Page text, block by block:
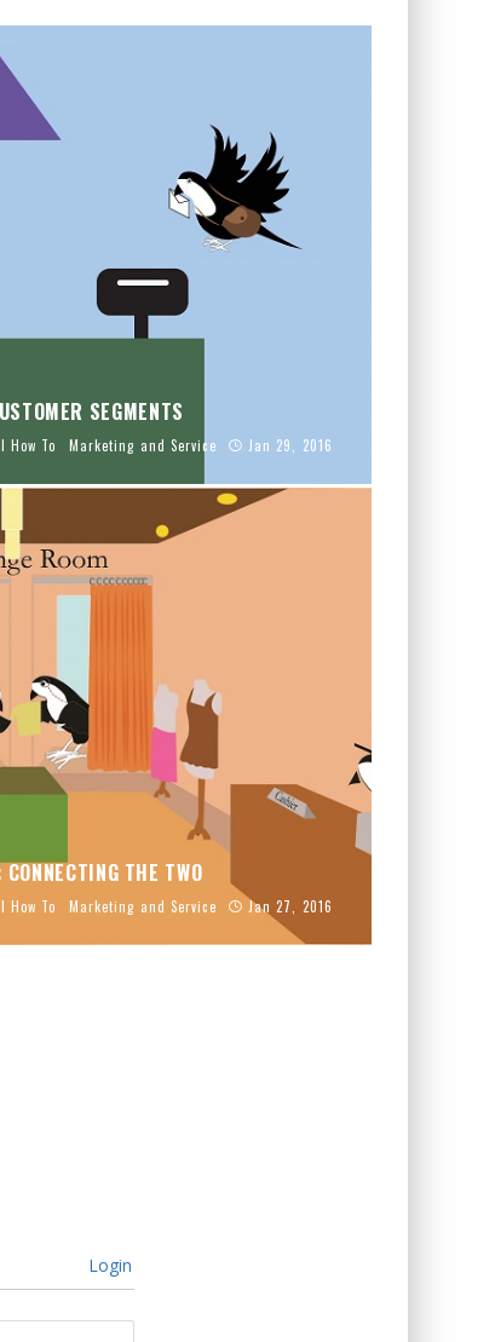
SEGMENTS
How To Marketing and Service Jan 29, 2016
THE TWO
How To Marketing and Service Jan 27, 2016
Login